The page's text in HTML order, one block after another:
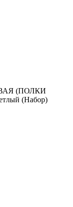
(ПОЛКИ
(Набор)